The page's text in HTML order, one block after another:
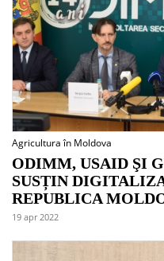
Agricultura în Moldova
ODIMM, USAID ŞI
SUSȚIN
REPUBLICA
19 apr 2022